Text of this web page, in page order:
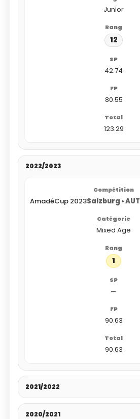
Junior
12
42.74
80.55
123.29
2022/2023
AmadéCup 2023Salzburg • AUT
Mixed Age
1
—
90.63
90.63
2021/2022
2020/2021